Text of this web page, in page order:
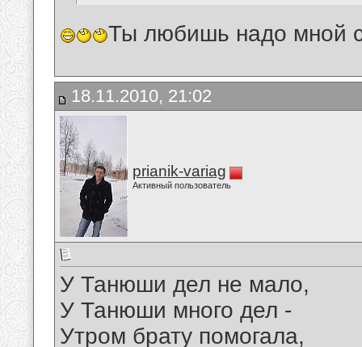
Ты любишь надо мной
18.11.2010, 21:02
prianik-variag
Активный пользователь
У Танюши дел не мало,
У Танюши много дел -
Утром брату помогала,